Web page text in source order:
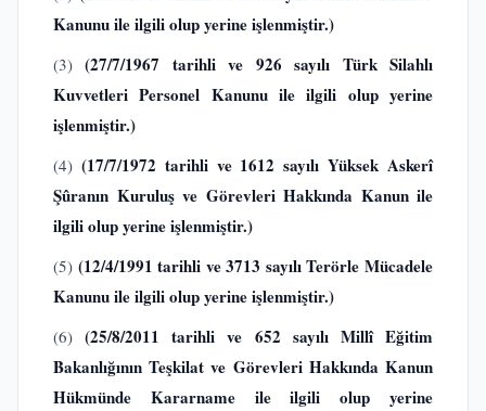
Kanunuile ilgili olup yerine işlenmiştir.)
(3)(27/7/1967 tarihli ve 926 sayılı Türk Silahlı
Kuvvetleri Personel Kanunu ile ilgili olup yerine
işlenmiştir.)
(4) (17/7/1972 tarihli ve 1612 sayılı Yüksek Askerî
Şûranın Kuruluş ve Görevleri Hakkında Kanun ile
ilgili olup yerine işlenmiştir.)
(5) (12/4/1991 tarihli ve 3713 sayılı Terörle Mücadele
Kanunuile ilgili olup yerine işlenmiştir.)
(6)(25/8/2011 tarihli ve 652 sayılı Millî Eğitim
Bakanlığının Teşkilat ve Görevleri Hakkında Kanun
Hükmünde Kararname
ile ilgili olup yerine